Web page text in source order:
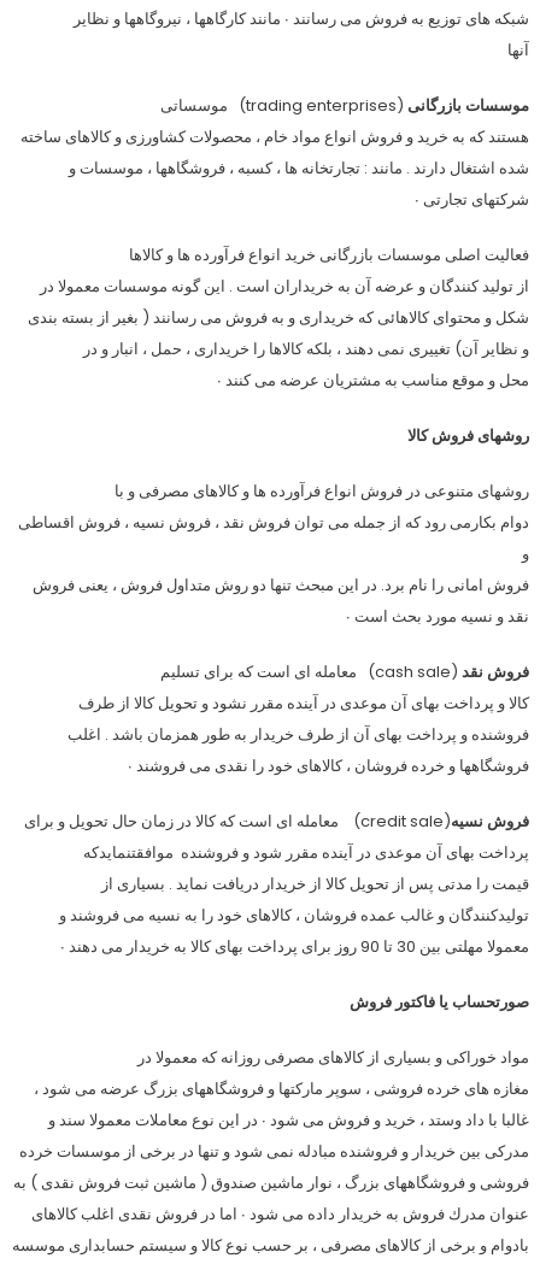
شبكه هاى توزيع به فروش مى رسانند ∙ مانند كارگاهها ، نيروگاهها و نظاير
آنها
موسسات بازرگانى (trading enterprises) موسساتى
هستند كه به خريد و فروش انواع مواد خام ، محصولات كشاورزى و كالاهاى ساخته
شده اشتغال دارند . مانند : تجارتخانه ها ، كسبه ، فروشگاهها ، موسسات و
شركتهاى تجارتى ∙
فعاليت اصلى موسسات بازرگانى خريد انواع فرآورده ها و كالاها
از توليد كنندگان و عرضه آن به خريداران است . اين گونه موسسات معمولا در
شكل و محتواى كالاهائى كه خريدارى و به فروش مى رسانند ( بغير از بسته بندى
و نظاير آن) تغييرى نمى دهند ، بلكه كالاها را خريدارى ، حمل ، انبار و در
محل و موقع مناسب به مشتريان عرضه مى كنند ∙
روشهاى فروش كالا
روشهاى متنوعى در فروش انواع فرآورده ها و كالاهاى مصرفى و با
دوام بكارمى رود كه از جمله مى توان فروش نقد ، فروش نسيه ، فروش اقساطى
و
فروش امانى را نام برد. در اين مبحث تنها دو روش متداول فروش ، يعنى فروش
نقد و نسيه مورد بحث است ∙
فروش نقد (cash sale) معامله اى است كه براى تسليم
كالا و پرداخت بهاى آن موعدى در آينده مقرر نشود و تحويل كالا از طرف
فروشنده و پرداخت بهاى آن از طرف خريدار به طور همزمان باشد . اغلب
فروشگاهها و خرده فروشان ، كالاهاى خود را نقدى مى فروشند ∙
فروش نسيه
(credit sale) معامله اى است كه كالا در زمان حال تحويل و براى
پرداخت بهاى آن موعدى در آينده مقرر شود و فروشنده موافقتنمايدكه
قيمت را مدتى پس از تحويل كالا از خريدار دريافت نمايد . بسيارى از
توليدكنندگان و غالب عمده فروشان ، كالاهاى خود را به نسيه مى فروشند و
معمولا مهلتى بين 30 تا 90 روز براى پرداخت بهاى كالا به خريدار مى دهند ∙
صورتحساب يا فاكتور فروش
مواد خوراكى و بسيارى از كالاهاى مصرفى روزانه كه معمولا در
مغازه هاى خرده فروشى ، سوپر ماركتها و فروشگاههاى بزرگ عرضه مى شود ،
غالبا با داد وستد ، خريد و فروش مى شود ∙ در اين نوع معاملات معمولا سند و
مدركى بين خريدار و فروشنده مبادله نمى شود و تنها در برخى از موسسات خرده
فروشى و فروشگاههاى بزرگ ، نوار ماشين صندوق ( ماشين ثبت فروش نقدى ) به
عنوان مدرك فروش به خريدار داده مى شود ∙ اما در فروش نقدى اغلب كالاهاى
بادوام و برخى از كالاهاى مصرفى ، بر حسب نوع كالا و سيستم حسابدارى موسسه